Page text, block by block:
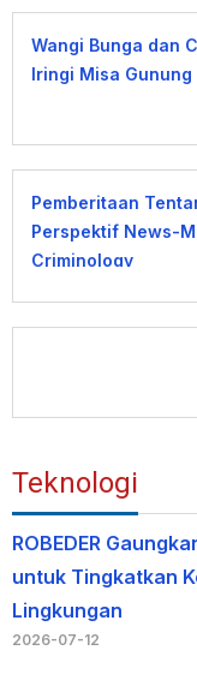
Wangi Bunga dan
Iringi Misa Gunung
Pemberitaan
Perspektif News-
Criminology
Teknologi
ROBEDER
untuk Tingkatkan
Lingkungan
2026-07-12